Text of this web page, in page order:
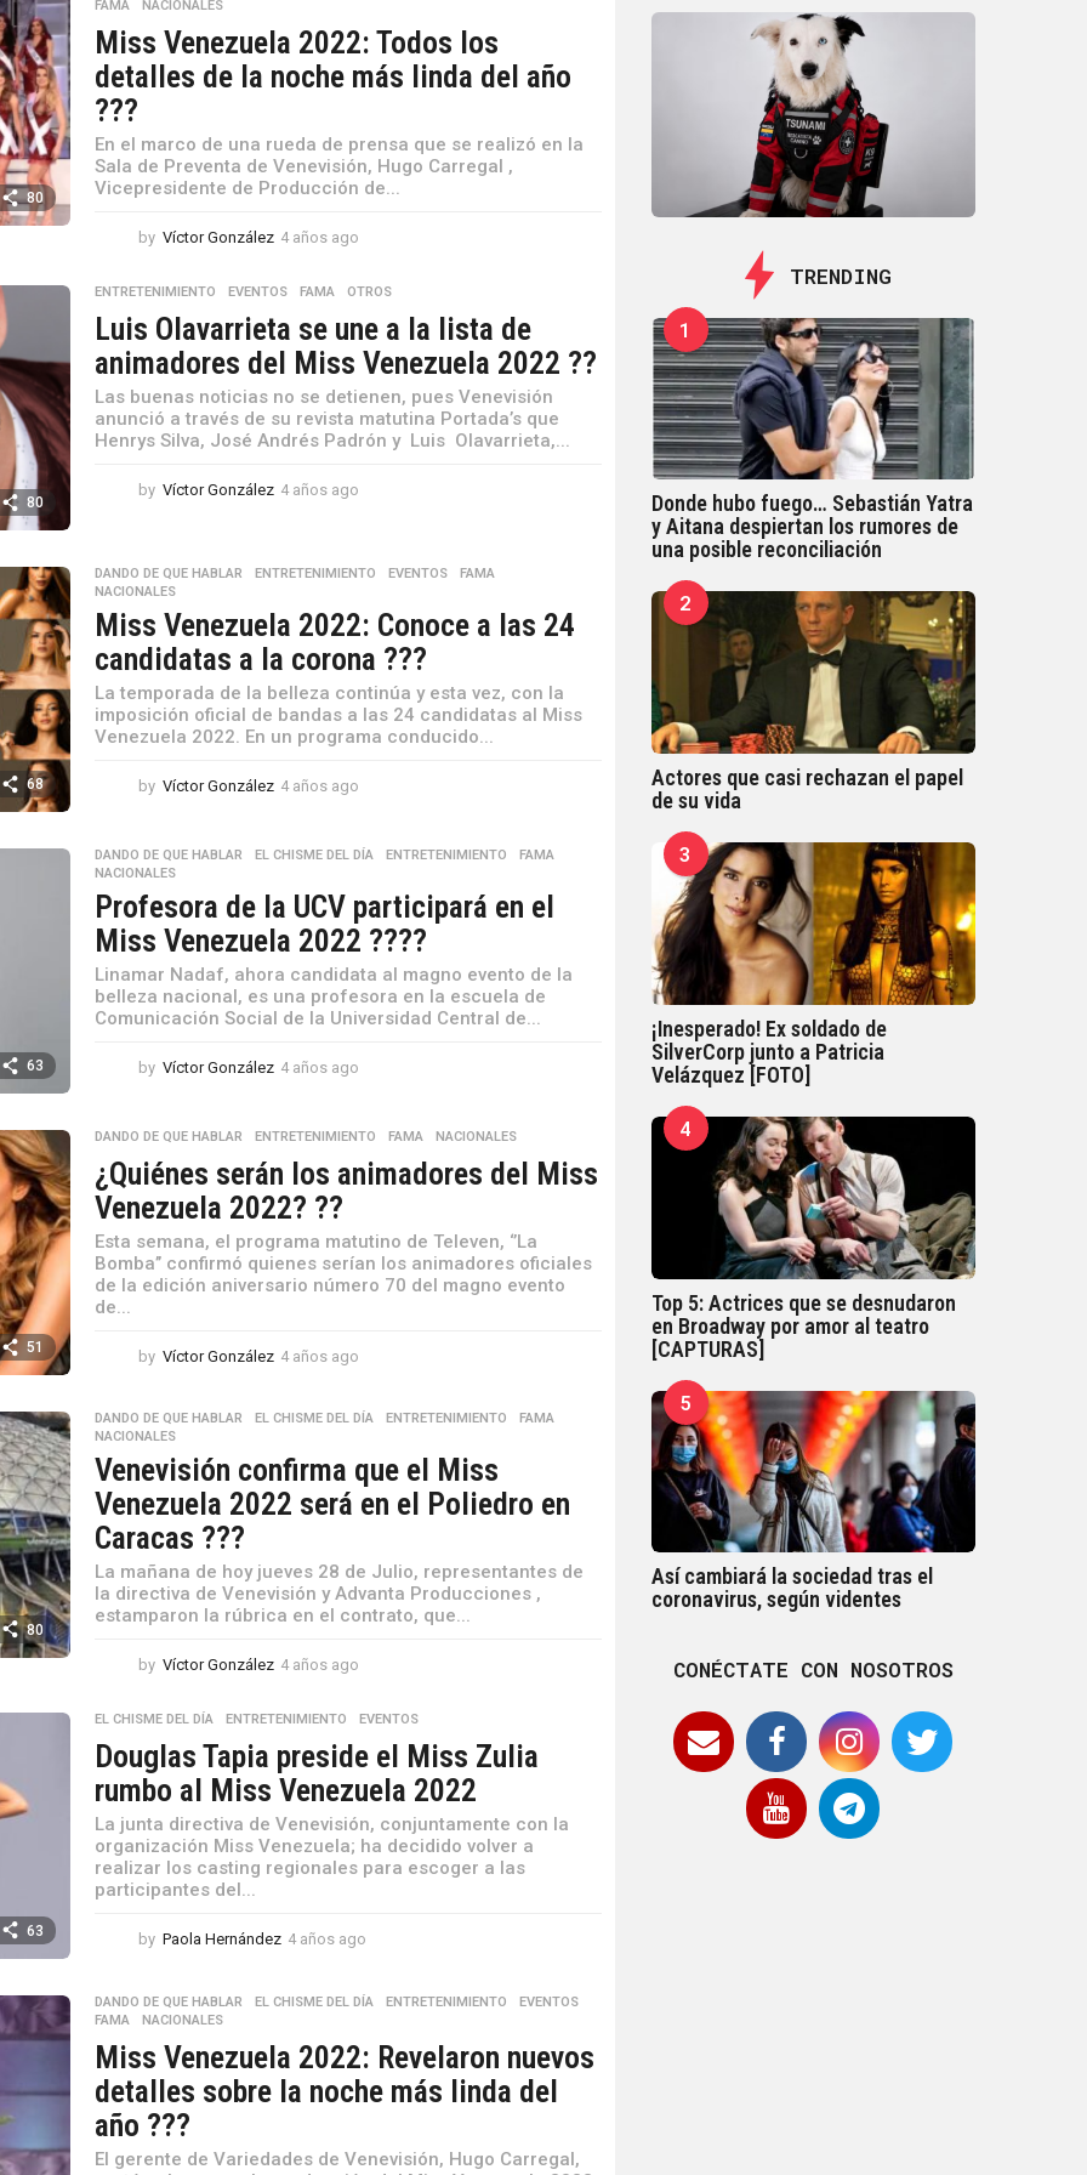
80
FAMA
,NACIONALES
Miss Venezuela 2022: Todos los
detalles de la noche más linda del año
???
En el marco de una rueda de prensa que se realizó en la
Sala de Preventa de Venevisión, Hugo Carregal ,
Vicepresidente de Producción de...
by Víctor González 4 años ago
ñ
s
a
g
o
80
ENTRETENIMIENTO ,EVENTOS ,FAMA ,OTROS
Luis Olavarrieta se une a la lista de
animadores del Miss Venezuela 2022 ??
Las buenas noticias no se detienen, pues Venevisión
anunció a través de su revista matutina Portada’s que
Henrys Silva, José Andrés Padrón y Luis Olavarrieta,...
by Víctor González 4 años ago
s
g
o
68
DANDO DE QUE HABLAR ,ENTRETENIMIENTO ,EVENTOS ,FAMA
NACIONALES
Miss Venezuela 2022: Conoce a las 24
candidatas a la corona ???
La temporada de la belleza continúa y esta vez, con la
imposición oficial de bandas a las 24 candidatas al Miss
Venezuela 2022. En un programa conducido...
by Víctor González 4 años ago
o
a
o
63
DANDO DE QUE HABLAR ,EL CHISME DEL DÍA ,ENTRETENIMIENTO ,FAMA
NACIONALES
Profesora de la UCV participará en el
Miss Venezuela 2022 ??‍??
Linamar Nadaf, ahora candidata al magno evento de la
belleza nacional, es una profesora en la escuela de
Comunicación Social de la Universidad Central de...
by Víctor González 4 años ago
o
a
51
DANDO DE QUE HABLAR ,ENTRETENIMIENTO ,FAMA ,NACIONALES
¿Quiénes serán los animadores del Miss
Venezuela 2022? ??
Esta semana, el programa matutino de Televen, ‘’La
Bomba’’ confirmó quienes serían los animadores oficiales
de la edición aniversario número 70 del magno evento
de...
by Víctor González 4 años ago
o
a
g
o
80
DANDO DE QUE HABLAR ,EL CHISME DEL DÍA ,ENTRETENIMIENTO ,FAMA
NACIONALES
Venevisión confirma que el Miss
Venezuela 2022 será en el Poliedro en
Caracas ???
La mañana de hoy jueves 28 de Julio, representantes de
la directiva de Venevisión y Advanta Producciones ,
estamparon la rúbrica en el contrato, que...
by Víctor González 4 años ago
ñ
s
a
g
o
63
EL CHISME DEL DÍA ,ENTRETENIMIENTO ,EVENTOS
Douglas Tapia preside el Miss Zulia
rumbo al Miss Venezuela 2022
La junta directiva de Venevisión, conjuntamente con la
organización Miss Venezuela; ha decidido volver a
realizar los casting regionales para escoger a las
participantes del...
by Paola Hernández 4 años ago
o
a
o
DANDO DE QUE HABLAR ,EL CHISME DEL DÍA ,ENTRETENIMIENTO ,EVENTOS
FAMA
,NACIONALES
Miss Venezuela 2022: Revelaron nuevos
detalles sobre la noche más linda del
año ???
El gerente de Variedades de Venevisión, Hugo Carregal,
TRENDING
1
Donde hubo fuego… Sebastián Yatra
y Aitana despiertan los rumores de
una posible reconciliación
2
Actores que casi rechazan el papel
de su vida
3
¡Inesperado! Ex soldado de
SilverCorp junto a Patricia
Velázquez [FOTO]
4
Top 5: Actrices que se desnudaron
en Broadway por amor al teatro
[CAPTURAS]
5
Así cambiará la sociedad tras el
coronavirus, según videntes
CONÉCTATE CON NOSOTROS